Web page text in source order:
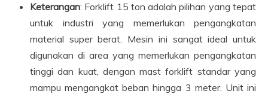
Keterangan: Forklift 15 ton adalah pilihan yang tepat
untuk industri yang memerlukan pengangkatan
material super berat. Mesin ini sangat ideal untuk
digunakan di area yang memerlukan pengangkatan
tinggi dan kuat, dengan mast forklift standar yang
mampu mengangkat beban hingga 3 meter. Unit ini